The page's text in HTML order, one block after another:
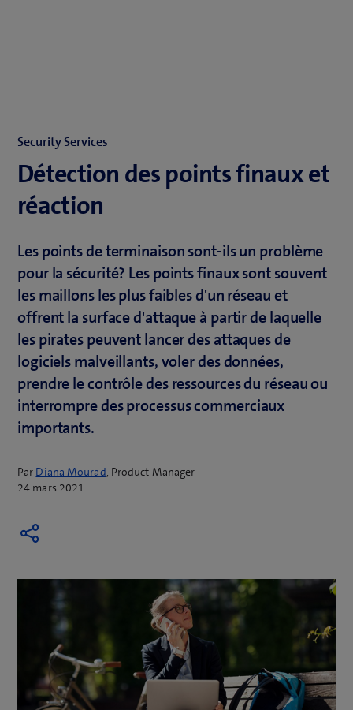
Security Services
Détection des points finaux et
réaction
Les points de terminaison sont-ils un problème
pour la sécurité? Les points finaux sont souvent
les maillons les plus faibles d'un réseau et
offrent la surface d'attaque à partir de laquelle
les pirates peuvent lancer des attaques de
logiciels malveillants, voler des données,
prendre le contrôle des ressources du réseau ou
interrompre des processus commerciaux
importants.
Par Diana Mourad, Product Manager
24 mars 2021